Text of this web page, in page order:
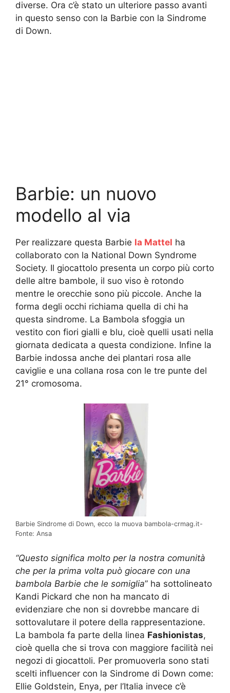
diverse. Ora c’è stato un ulteriore passo avanti
in questo senso con la Barbie con la Sindrome
di Down.
Barbie: un nuovo
modello al via
Per realizzare questa Barbie la Mattel ha
collaborato con la National Down Syndrome
Society. Il giocattolo presenta un corpo più corto
delle altre bambole, il suo viso è rotondo
mentre le orecchie sono più piccole. Anche la
forma degli occhi richiama quella di chi ha
questa sindrome. La Bambola sfoggia un
vestito con fiori gialli e blu, cioè quelli usati nella
giornata dedicata a questa condizione. Infine la
Barbie indossa anche dei plantari rosa alle
caviglie e una collana rosa con le tre punte del
21° cromosoma.
Barbie Sindrome di Down, ecco la muova bambola-crmag.it-
Fonte: Ansa
“Questo significa molto per la nostra comunità
che per la prima volta può giocare con una
bambola Barbie che le somiglia” ha sottolineato
Kandi Pickard che non ha mancato di
evidenziare che non si dovrebbe mancare di
sottovalutare il potere della rappresentazione.
La bambola fa parte della linea Fashionistas,
cioè quella che si trova con maggiore facilità nei
negozi di giocattoli. Per promuoverla sono stati
scelti influencer con la Sindrome di Down come:
Ellie Goldstein, Enya, per l’Italia invece c’è